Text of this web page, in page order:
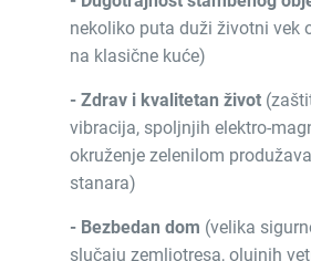
nekoliko puta duži životni vek
na klasične kuće)
- Zdrav i kvalitetan život
vibracija, spoljnjih elektro-
okruženje zelenilom
stanara)
- Bezbedan dom (velika
slučaju zemljotresa, olujnih